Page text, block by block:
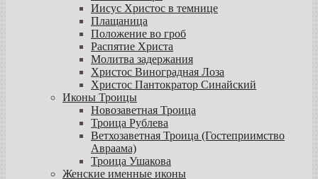
Иисус Христос в темнице
Плащаница
Положение во гроб
Распятие Христа
Молитва задержания
Христос Виноградная Лоза
Христос Пантократор Синайский
Иконы Троицы
Новозаветная Троица
Троица Рублева
Ветхозаветная Троица (Гостеприимство
Авраама)
Троица Ушакова
Женские именные иконы